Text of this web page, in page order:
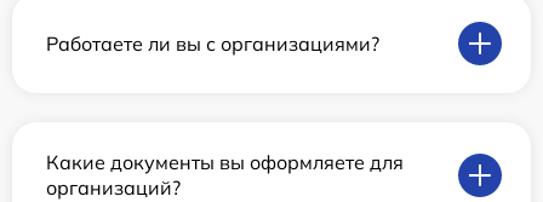
Работаете ли вы с организациями?
Какие документы вы оформляете для
организаций?